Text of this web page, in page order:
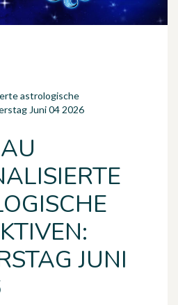
astrologische
Juni 04 2026
JUNI